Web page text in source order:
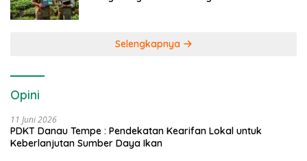
Selengkapnya
Opini
11 Juni 2026
PDKT Danau Tempe : Pendekatan Kearifan Lokal untuk
Keberlanjutan Sumber Daya Ikan